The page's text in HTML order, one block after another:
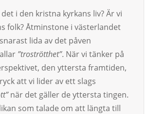
i den kristna kyrkans liv? Är vi
folk? Åtminstone i västerlandet
lida av det påven
”troströtthet”. När vi tänker på
den yttersta framtiden,
att vi lider av ett slags
när det gäller de yttersta tingen.
som talade om att längta till